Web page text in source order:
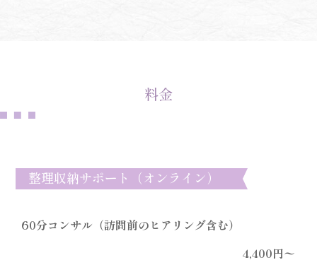
料金
整理収納サポート（オンライン）
60分コンサル（訪問前のヒアリング含む）
4,400円〜